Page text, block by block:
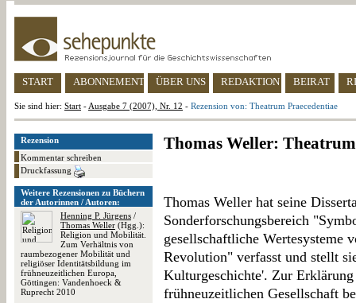
START ABONNEMENT ÜBER UNS REDAKTION BEIRAT
Sie sind hier: Start - Ausgabe 7 (2007), Nr. 12 - Rezension von: Theatrum Praecedentiae
Rezension
Kommentar schreiben
Druckfassung
Weitere Rezensionen zu Büchern
der Autorinnen / Autoren:
Henning P. Jürgens /
Thomas Weller (Hgg.):
Religion und Mobilität.
Zum Verhältnis von
raumbezogener Mobilität und
religiöser Identitätsbildung im
frühneuzeitlichen Europa,
Göttingen: Vandenhoeck &
Ruprecht 2010
Thomas Weller:
Thomas Weller hat seine
Sonderforschungsbereich
gesellschaftliche Wertesysteme
Revolution" verfasst und stellt
Kulturgeschichte'. Zur
frühneuzeitlichen Gesellschaft